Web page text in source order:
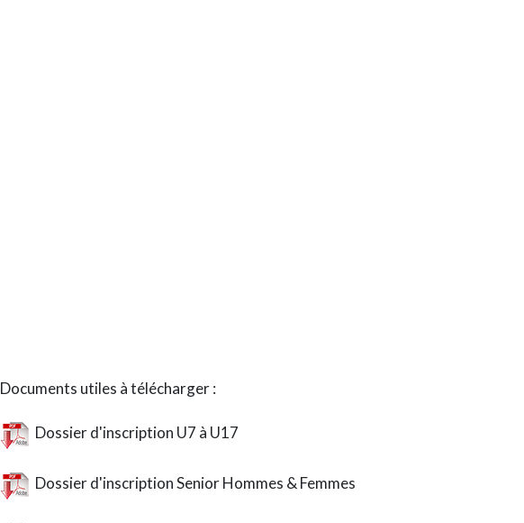
Documents utiles à télécharger :
Dossier d'inscription U7 à U17
Dossier d'inscription Senior Hommes & Femmes